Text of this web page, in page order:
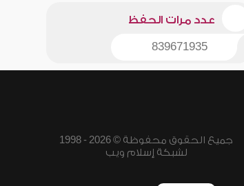
عدد مرات الحفظ
839671935
جميع الحقوق محفوظة © 2026 - 1998
لشبكة إسلام ويب